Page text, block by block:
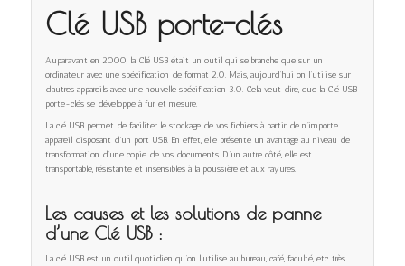
Clé USB porte-clés
Auparavant en 2000, la Clé USB était un outil qui se branche que sur un
ordinateur avec une spécification de format 2.0. Mais, aujourd’hui on l’utilise sur
d’autres appareils avec une nouvelle spécification 3.0. Cela veut dire, que la Clé USB
porte-clés se développe à fur et mesure.
La clé USB permet de faciliter le stockage de vos fichiers à partir de n’importe
appareil disposant d’un port USB. En effet, elle présente un avantage au niveau de
transformation d’une copie de vos documents. D’un autre côté, elle est
transportable, résistante et insensibles à la poussière et aux rayures.
Les causes et les solutions de panne
d’une Clé USB :
La clé USB est un outil quotidien qu’on l’utilise au bureau, café, faculté, etc. très